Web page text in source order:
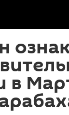
в